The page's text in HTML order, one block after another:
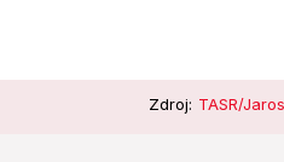
Zdroj: TASR/